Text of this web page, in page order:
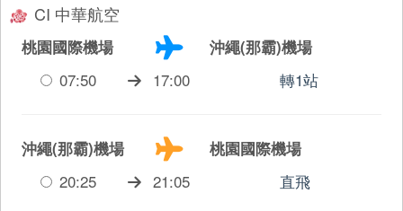
CI 中華航空
桃園國際機場
沖繩(那霸)機場
07:50
17:00 轉1站
沖繩(那霸)機場
桃園國際機場
20:25
21:05 直飛